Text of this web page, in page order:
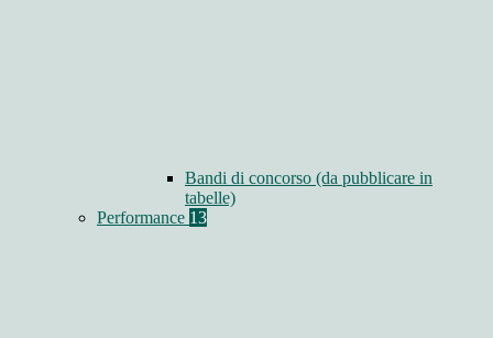
Bandi di concorso (da pubblicare in
tabelle)
Performance 13